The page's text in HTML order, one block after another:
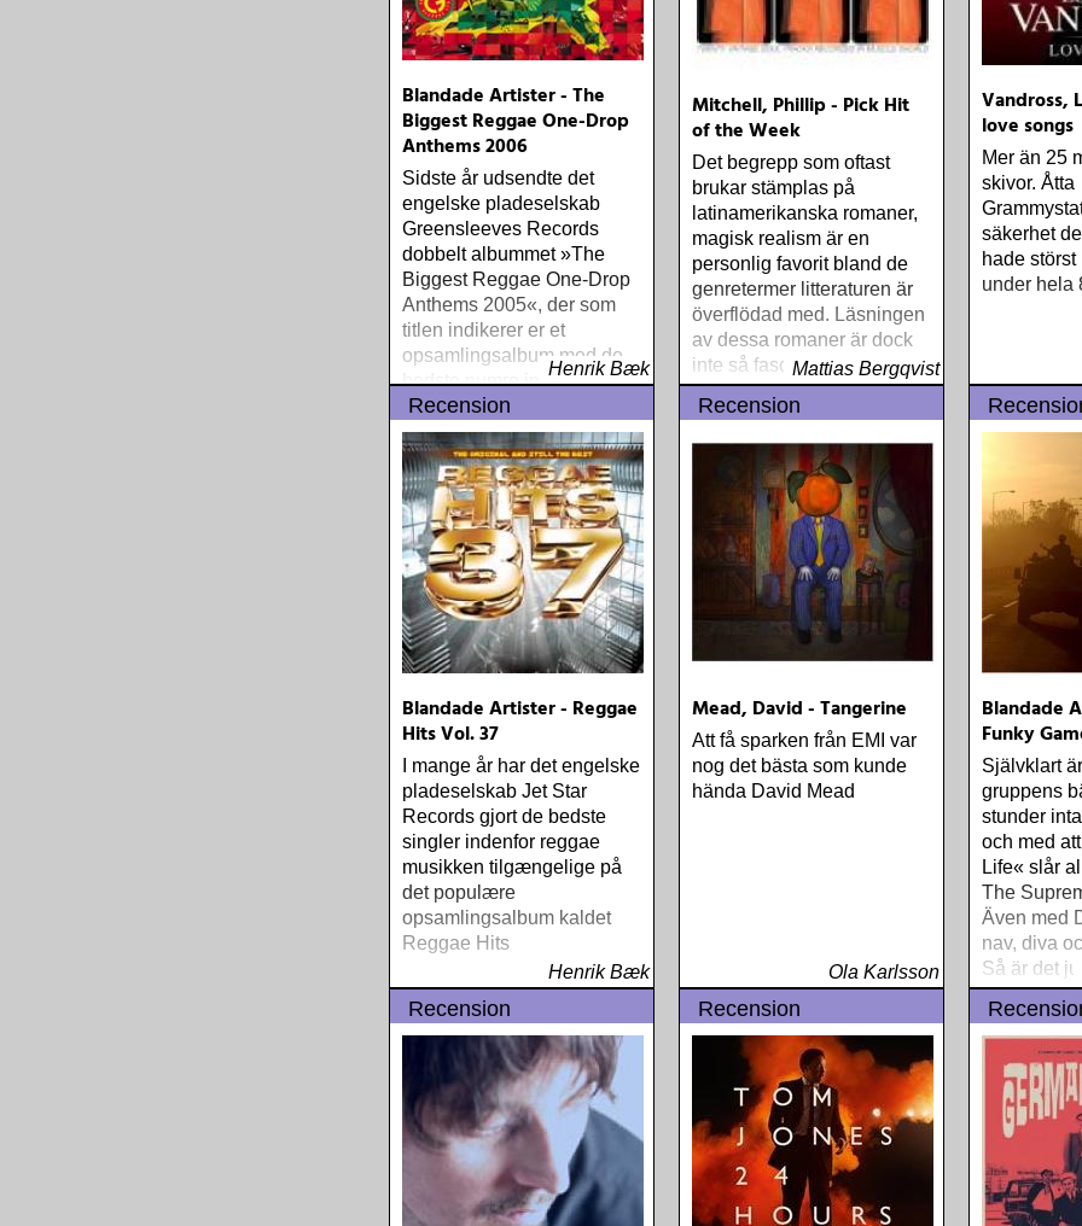
Blandade Artister - The
Biggest Reggae One-Drop
Anthems 2006
Sidste år udsendte det
engelske pladeselskab
Greensleeves Records
dobbelt albummet »The
Biggest Reggae One-Drop
Anthems 2005«, der som
titlen indikerer er et
opsamlingsalbum med de
bedste numre indenfor den
populære reggaestil kaldet
one-drop
Henrik Bæk
Mitchell, Phillip - Pick Hit
of the Week
Det begrepp som oftast
brukar stämplas på
latinamerikanska romaner,
magisk realism är en
personlig favorit bland de
genretermer litteraturen är
överflödad med. Läsningen
av dessa romaner är dock
inte så fascinerande som
allt det som föregår
bläddrandet av bokens
sidor
Mattias Bergqvist
Vandross,
love songs
Mer än 25
skivor. Åtta
säkerhet
hade
under hela
Recension
Blandade Artister - Reggae
Hits Vol. 37
I mange år har det engelske
pladeselskab Jet Star
Records gjort de bedste
singler indenfor reggae
musikken tilgængelige på
det populære
opsamlingsalbum kaldet
Reggae Hits
Henrik Bæk
Recension
Mead, David - Tangerine
Att få sparken från EMI var
nog det bästa som kunde
hända David Mead
Ola Karlsson
Blandade
Funky
Självklart
gruppens
stunder
och med
Life« slår
The
Även med
nav, diva
Så är det
Recension Recension